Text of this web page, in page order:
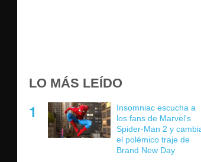
LO MÁS LEÍDO
Insomniac escucha a
los fans de Marvel's
Spider-Man 2 y
el polémico traje de
Brand New Day